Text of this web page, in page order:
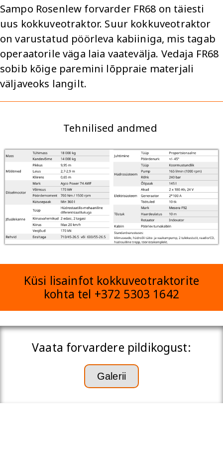
Sampo Rosenlew forvarder FR68 on täiesti
uus kokkuveotraktor. Suur kokkuveotraktor
on varustatud pöörleva kabiiniga, mis tagab
operaatorile väga laia vaatevälja. Vedaja FR68
sobib kõige paremini lõppraie materjali
väljaveoks langilt.
Tehnilised andmed
Küsi lisainfot kokkuveotraktorite
kohta tel +372 5303 1642
Vaata forvardere pildikogust:
Galerii